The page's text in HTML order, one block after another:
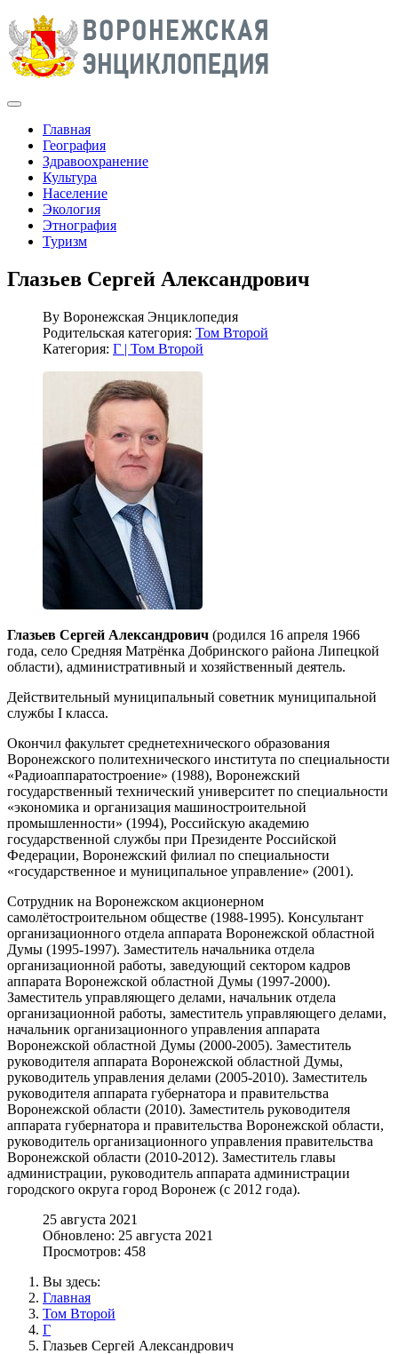
Главная
География
Здравоохранение
Культура
Население
Экология
Этнография
Туризм
Глазьев Сергей Александрович
By Воронежская Энциклопедия
Родительская категория: Том Второй
Категория: Г | Том Второй
Глазьев Сергей Александрович (родился 16 апреля 1966
года, село Средняя Матрёнка Добринского района Липецкой
области), административный и хозяйственный деятель.
Действительный муниципальный советник муниципальной
службы I класса.
Окончил факультет среднетехнического образования
Воронежского политехнического института по специальности
«Радиоаппаратостроение» (1988), Воронежский
государственный технический университет по специальности
«экономика и организация машиностроительной
промышленности» (1994), Российскую академию
государственной службы при Президенте Российской
Федерации, Воронежский филиал по специальности
«государственное и муниципальное управление» (2001).
Сотрудник на Воронежском акционерном
самолётостроительном обществе (1988-1995). Консультант
организационного отдела аппарата Воронежской областной
Думы (1995-1997). Заместитель начальника отдела
организационной работы, заведующий сектором кадров
аппарата Воронежской областной Думы (1997-2000).
Заместитель управляющего делами, начальник отдела
организационной работы, заместитель управляющего делами,
начальник организационного управления аппарата
Воронежской областной Думы (2000-2005). Заместитель
руководителя аппарата Воронежской областной Думы,
руководитель управления делами (2005-2010). Заместитель
руководителя аппарата губернатора и правительства
Воронежской области (2010). Заместитель руководителя
аппарата губернатора и правительства Воронежской области,
руководитель организационного управления правительства
Воронежской области (2010-2012). Заместитель главы
администрации, руководитель аппарата администрации
городского округа город Воронеж (с 2012 года).
25 августа 2021
Обновлено: 25 августа 2021
Просмотров: 458
Вы здесь:
Главная
Том Второй
Г
Глазьев Сергей Александрович